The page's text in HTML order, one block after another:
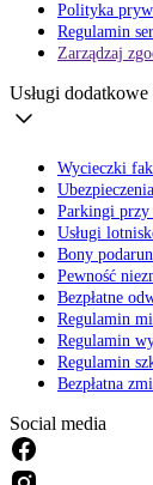
Polityka
Regulamin
Zarządzaj
Usługi dodatkowe
Wycieczki
Parkingi
Usługi
Bony
Pewność
Bezpłatne
Regulamin
Regulamin
Regulamin
Bezpłatna
Social media